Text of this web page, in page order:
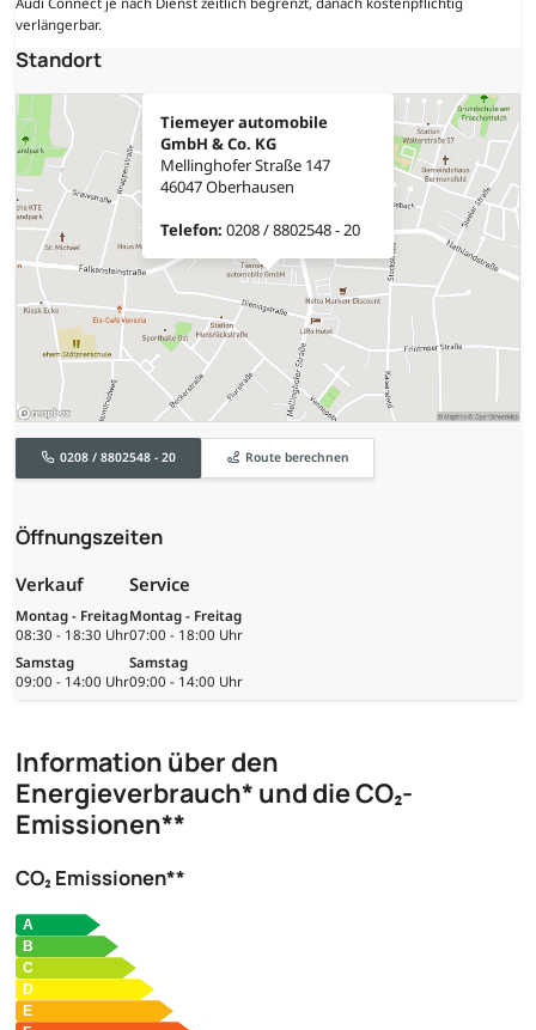
verlängerbar.
Standort
Tiemeyer automobile
GmbH & Co. KG
Mellinghofer Straße 147
46047 Oberhausen
Telefon: 0208 / 8802548 - 20
0208 / 8802548 - 20 Route berechnen
Öffnungszeiten
Verkauf
Montag - Freitag
08:30 - 18:30 Uhr
Samstag
09:00 - 14:00 Uhr
Service
Montag - Freitag
07:00 - 18:00 Uhr
Samstag
09:00 - 14:00 Uhr
Information über den
Energieverbrauch* und die CO₂-
Emissionen**
CO₂ Emissionen**